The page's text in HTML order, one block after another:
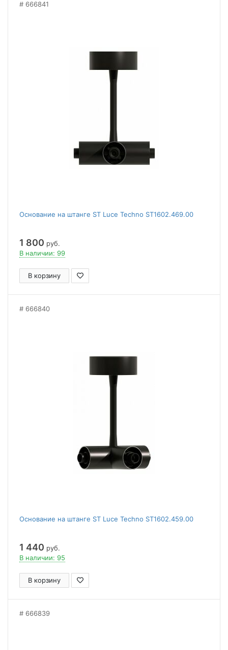
666841
Основание на штанге ST Luce Techno ST1602.469.00
1 800 руб.
В наличии: 99
В корзину
666840
Основание на штанге ST Luce Techno ST1602.459.00
1 440 руб.
В наличии: 95
В корзину
666839